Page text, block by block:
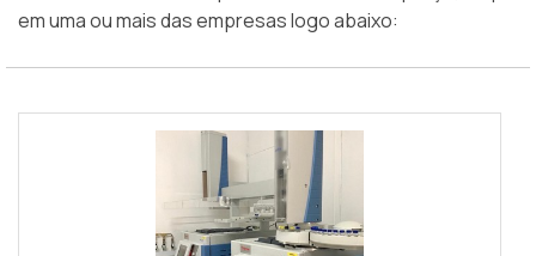
em uma ou mais das empresas logo abaixo: